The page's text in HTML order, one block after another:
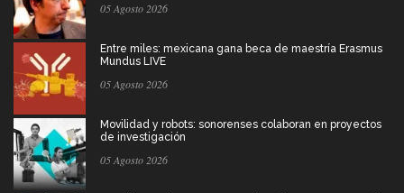
05 Agosto 2026
Entre miles: mexicana gana beca de maestría Erasmus
Mundus LIVE
05 Agosto 2026
Movilidad y robots: sonorenses colaboran en proyectos
de investigación
05 Agosto 2026